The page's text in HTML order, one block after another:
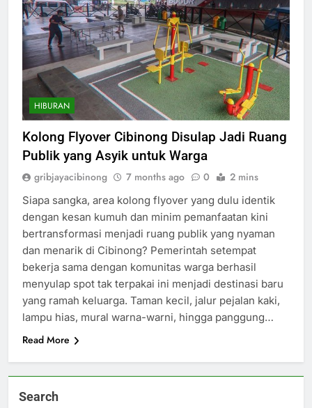
HIBURAN
Kolong Flyover Cibinong Disulap Jadi Ruang
Publik yang Asyik untuk Warga
gribjayacibinong 7 months ago 0 2 mins
Siapa sangka, area kolong flyover yang dulu identik
dengan kesan kumuh dan minim pemanfaatan kini
bertransformasi menjadi ruang publik yang nyaman
dan menarik di Cibinong? Pemerintah setempat
bekerja sama dengan komunitas warga berhasil
menyulap spot tak terpakai ini menjadi destinasi baru
yang ramah keluarga. Taman kecil, jalur pejalan kaki,
lampu hias, mural warna-warni, hingga panggung…
Read More
Search